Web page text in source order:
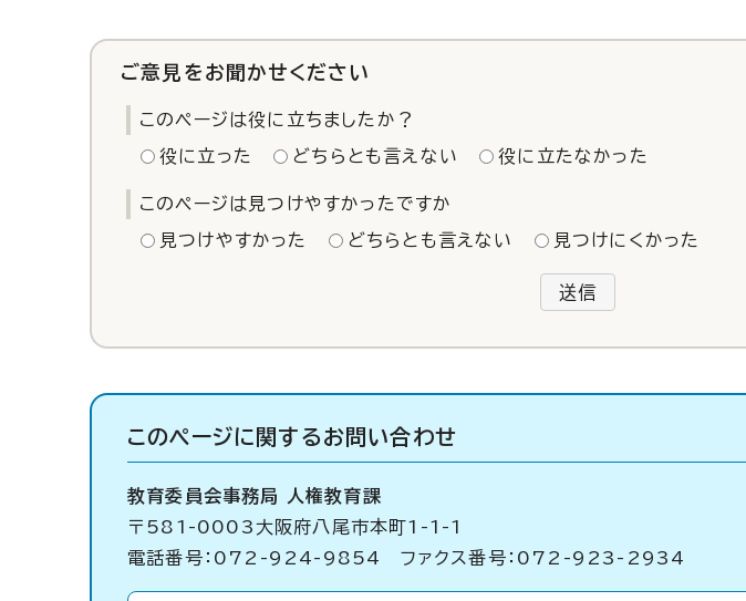
ご意見をお聞かせください
このページは役に立ちましたか？
役に立った どちらとも言えない 役に立たなかった
このページは見つけやすかったですか
見つけやすかった どちらとも言えない 見つけにくかった
送信
このページに関するお問い合わせ
教育委員会事務局 人権教育課
〒581-0003大阪府八尾市本町1-1-1
電話番号：072-924-9854 ファクス番号：072-923-2934